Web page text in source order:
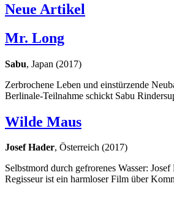
Neue Artikel
Mr. Long
Sabu, Japan (2017)
Zerbrochene Leben und einstürzende
Berlinale-Teilnahme schickt Sabu
Wilde Maus
Josef Hader, Österreich (2017)
Selbstmord durch gefrorenes Wasser:
Regisseur ist ein harmloser Film über